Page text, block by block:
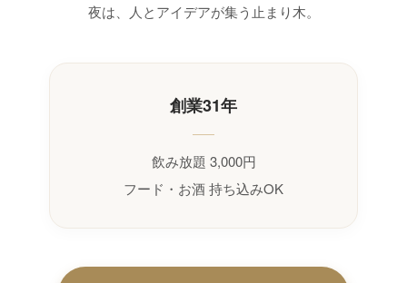
夜は、人とアイデアが集う止まり木。
創業31年
飲み放題 3,000円
フード・お酒 持ち込みOK